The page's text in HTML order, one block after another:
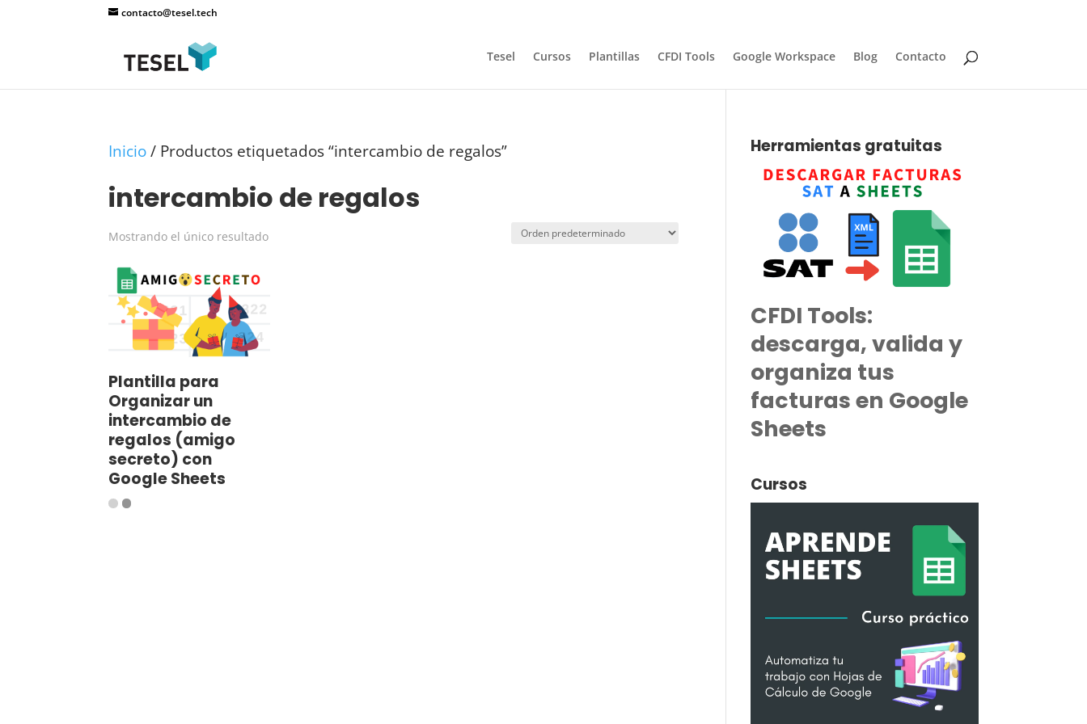
contacto@tesel.tech
Tesel Cursos Plantillas CFDI Tools Google Workspace Blog Contacto
Inicio/ Productos etiquetados “intercambio de regalos”
intercambio de regalos
Mostrando el único resultado
Plantilla para
Organizar un
intercambio de
regalos (amigo
secreto) con
Google Sheets
Herramientas gratuitas
CFDI Tools:
descarga, valida y
organiza tus
facturas en Google
Sheets
Cursos